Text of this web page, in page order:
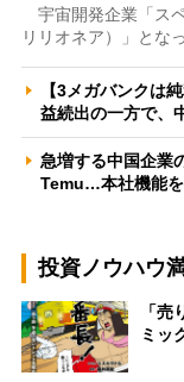
宇宙開発企業「ス
リリオネア）」とな
【3メガバンクは
益続出の一方で、
急増する中国企業
Temu…本社機能
投資ノウハウ
「
ミッ